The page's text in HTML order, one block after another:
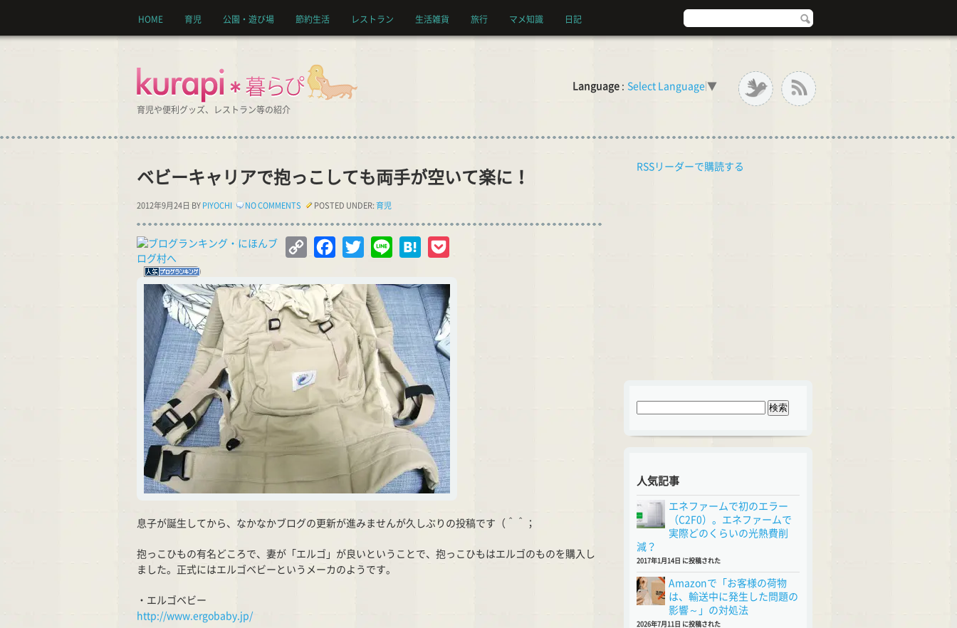
育児や便利グッズ、レストラン等の紹介
HOME 育児 公園・遊び場 節約生活 レストラン 生活雑貨 旅行 マメ知識 日記
Language : Select Language ▼
ベビーキャリアで抱っこしても両手が空いて楽に！
2012年9月24日 BY PIYOCHI NO COMMENTS POSTED UNDER:育児
Copy
Facebook
TwitterLine Hatena
息子が誕生してから、なかなかブログの更新が進みませんが久しぶりの投稿です（＾＾；
抱っこひもの有名どころで、妻が「エルゴ」が良いということで、抱っこひもはエルゴのものを購入し
ました。正式にはエルゴベビーというメーカのようです。
・エルゴベビー
http://www.ergobaby.jp/
RSSリーダーで購読する
人気記事
エネファームで初のエラー
（C2F0）。エネファームで
実際どのくらいの光熱費削
減？
2017年1月14日 に投稿された
Amazonで「お客様の荷物
は、輸送中に発生した問題の
影響～」の対処法
2026年7月11日 に投稿された